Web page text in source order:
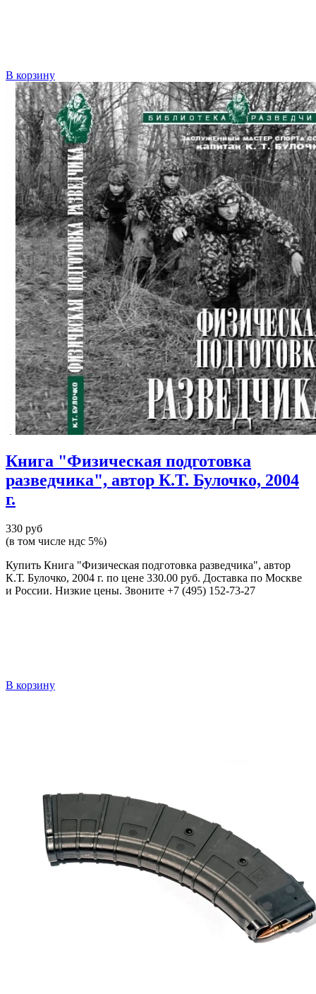
В корзину
Книга "Физическая подготовка
разведчика", автор К.Т. Булочко, 2004
г.
330 руб
(в том числе ндс 5%)
Купить Книга "Физическая подготовка разведчика", автор
К.Т. Булочко, 2004 г. по цене 330.00 руб. Доставка по Москве
и России. Низкие цены. Звоните +7 (495) 152-73-27
В корзину